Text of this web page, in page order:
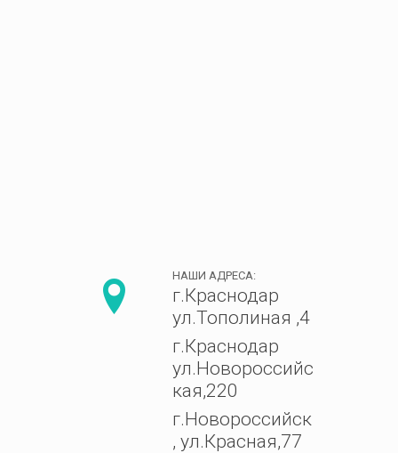
НАШИ АДРЕСА:
г.Краснодар
ул.Тополиная ,4
г.Краснодар
ул.Новороссийс
кая,220
г.Новороссийск
, ул.Красная,77